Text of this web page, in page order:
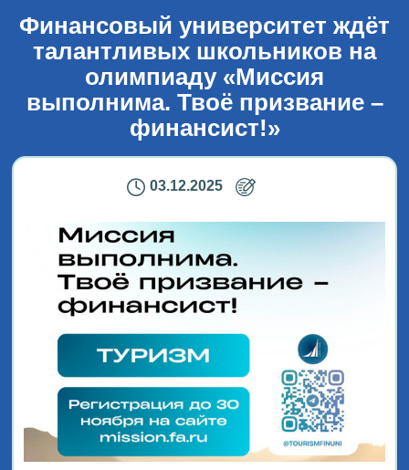
Финансовый университет ждёт
талантливых школьников на
олимпиаду «Миссия
выполнима. Твоё призвание –
финансист!»
03.12.2025